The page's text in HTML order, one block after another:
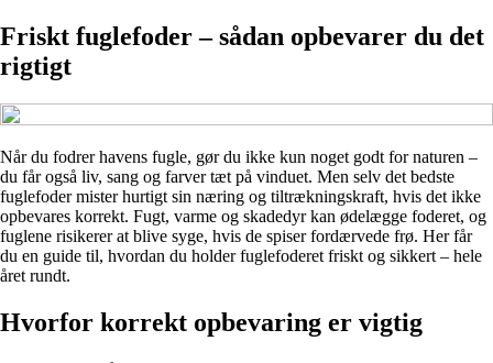
Friskt fuglefoder – sådan opbevarer du det
rigtigt
Når du fodrer havens fugle, gør du ikke kun noget godt for naturen –
du får også liv, sang og farver tæt på vinduet. Men selv det bedste
fuglefoder mister hurtigt sin næring og tiltrækningskraft, hvis det ikke
opbevares korrekt. Fugt, varme og skadedyr kan ødelægge foderet, og
fuglene risikerer at blive syge, hvis de spiser fordærvede frø. Her får
du en guide til, hvordan du holder fuglefoderet friskt og sikkert – hele
året rundt.
Hvorfor korrekt opbevaring er vigtig